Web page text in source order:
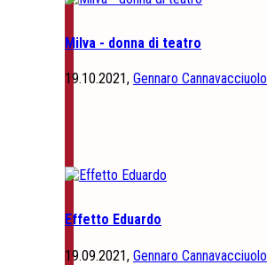
Milva - donna di teatro
19.10.2021, Gennaro Cannavacciuolo
Effetto Eduardo
19.09.2021, Gennaro Cannavacciuolo